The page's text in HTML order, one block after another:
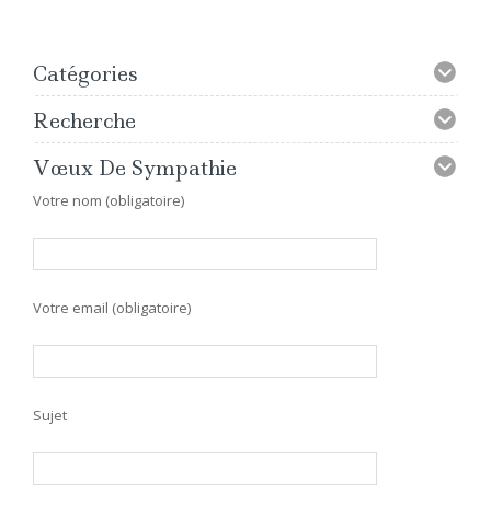
Catégories
Recherche
Vœux De Sympathie
Votre nom (obligatoire)
Votre email (obligatoire)
Sujet